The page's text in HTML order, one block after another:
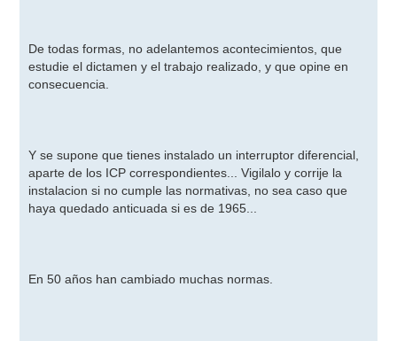
De todas formas, no adelantemos acontecimientos, que
estudie el dictamen y el trabajo realizado, y que opine en
consecuencia.
Y se supone que tienes instalado un interruptor diferencial,
aparte de los ICP correspondientes... Vigilalo y corrije la
instalacion si no cumple las normativas, no sea caso que
haya quedado anticuada si es de 1965...
En 50 años han cambiado muchas normas.